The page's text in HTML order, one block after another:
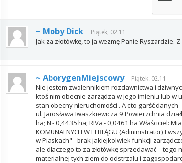
~ Moby Dick Piątek, 02.11
Jak za złotówkę, to ja wezmę Panie Ryszardzie.
~ AborygenMiejscowy Piątek, 02.11
Nie jestem zwolennikiem rozdawnictwa i
ktoś nim obecnie zarządza w jego imieniu lub w
stan obecny nieruchomości . A oto garść danych
ul. Jarosława Iwaszkiewicza 9 Powierzchnia
ha; N - 0,4435 ha; RIVa - 0,0461 ha Właściciel:
KOMUNALNYCH W ELBLĄGU (Administrator) I
w Piaskach" - brak jakiejkolwiek funkcji
ale dlaczego to za złotówkę sprzedawać – tego
materialnej tych ziem do odstrzału i